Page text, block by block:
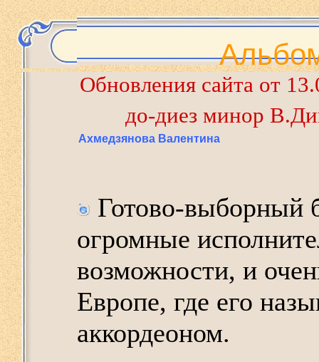
Обновления сайта от
до-диез минор
Ахмедзянова Валентина
Готово-выборный
огромные
возможности, и
Европе, где его
аккордеоном.